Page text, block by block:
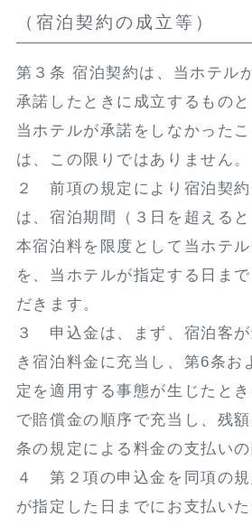
（宿泊契約の成立等）
第３条 宿泊契約は、当ホテル
承諾したときに成立するものと
当ホテルが承諾をしなかった
は、この限りではありません。
２ 前項の規定により宿泊契約
は、宿泊期間（３日を超える
本宿泊料を限度として当ホテ
を、当ホテルが指定する日ま
だきます。
３ 申込金は、まず、宿泊客
き宿泊料金に充当し、第6条お
定を適用する事態が生じたと
で賠償金の順序で充当し、残
条の規定による料金の支払いの
４ 第２項の申込金を同項の
が指定した日までにお支払いた